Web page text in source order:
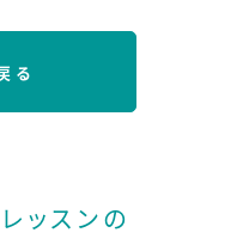
る
ッスンの